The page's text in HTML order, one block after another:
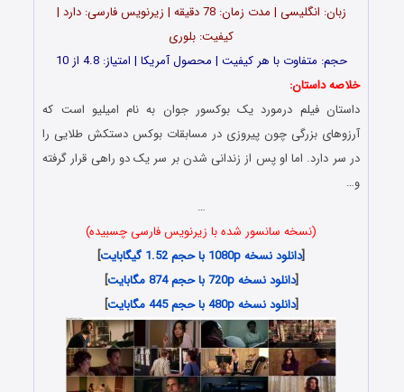
زبان: انگلیسی | مدت زمان: 78 دقیقه | زیرنویس فارسی: دارد |
کیفیت: بلوری
حجم: متفاوت با هر کیفیت | محصول آمریکا | امتیاز: 4.8 از 10
خلاصه داستان:
داستان فیلم درمورد یک بوکسور جوان به نام امیلیو است که
آرزوهای بزرگی چون پیروزی در مسابقات بوکس دستکش طلایی را
در سر دارد. اما او پس از زندانی شدن بر سر یک دو راهی قرار گرفته
و…
…
(نسخه سانسور شده با زیرنویس فارسی چسبیده)
[دانلود نسخه 1080p با حجم 1.52 گیگابایت
]
[دانلود نسخه 720p با حجم 874 مگابایت
]
[دانلود نسخه 480p با حجم 445 مگابایت ]